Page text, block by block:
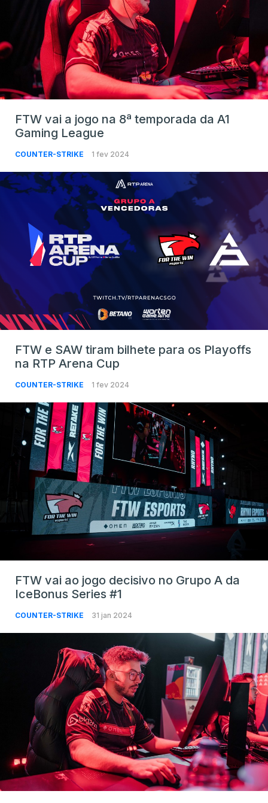
FTW vai a jogo na 8ª temporada da A1
Gaming League
COUNTER-STRIKE 1 fev 2024
FTW e SAW tiram bilhete para os Playoffs
na RTP Arena Cup
COUNTER-STRIKE 1 fev 2024
FTW vai ao jogo decisivo no Grupo A da
IceBonus Series #1
COUNTER-STRIKE 31 jan 2024